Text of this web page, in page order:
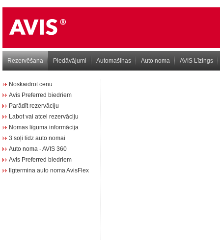
Rezervēšana Piedāvājumi Automašīnas Auto noma AVIS Līzings
Noskaidrot cenu
Avis Preferred biedriem
Parādīt rezervāciju
Labot vai atcel rezervāciju
Nomas līguma informācija
3 soļi līdz auto nomai
Auto noma - AVIS 360
Avis Preferred biedriem
Ilgtermina auto noma AvisFlex